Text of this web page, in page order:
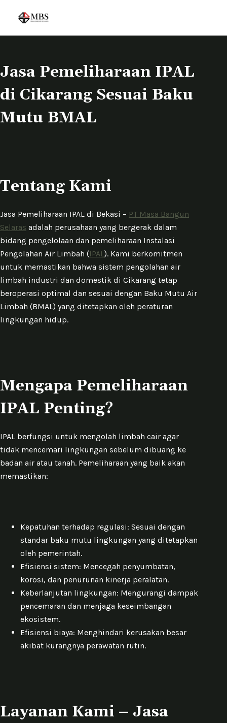
i
o
c
n
Jasa Pemeliharaan IPAL
di Cikarang Sesuai Baku
Mutu BMAL
Tentang Kami
Jasa Pemeliharaan IPAL di Bekasi – PT Masa Bangun
Selaras adalah perusahaan yang bergerak dalam
bidang pengelolaan dan pemeliharaan Instalasi
Pengolahan Air Limbah (IPAL). Kami berkomitmen
untuk memastikan bahwa sistem pengolahan air
limbah industri dan domestik di Cikarang tetap
beroperasi optimal dan sesuai dengan Baku Mutu Air
Limbah (BMAL) yang ditetapkan oleh peraturan
lingkungan hidup.
Mengapa Pemeliharaan
IPAL Penting?
IPAL berfungsi untuk mengolah limbah cair agar
tidak mencemari lingkungan sebelum dibuang ke
badan air atau tanah. Pemeliharaan yang baik akan
memastikan:
Kepatuhan terhadap regulasi: Sesuai dengan
standar baku mutu lingkungan yang ditetapkan
oleh pemerintah.
Efisiensi sistem: Mencegah penyumbatan,
korosi, dan penurunan kinerja peralatan.
Keberlanjutan lingkungan: Mengurangi dampak
pencemaran dan menjaga keseimbangan
ekosistem.
Efisiensi biaya: Menghindari kerusakan besar
akibat kurangnya perawatan rutin.
Layanan Kami – Jasa